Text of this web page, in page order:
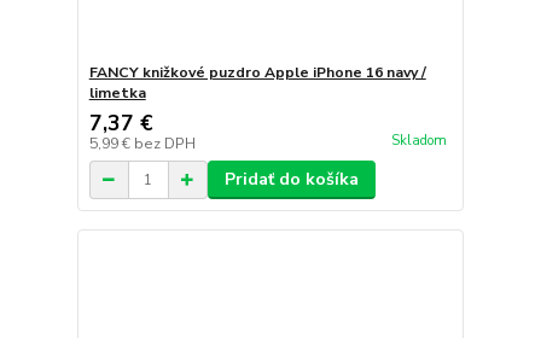
FANCY knižkové puzdro Apple iPhone 16 navy /
limetka
7,37 €
5,99 € bez DPH Skladom
Pridať do košíka